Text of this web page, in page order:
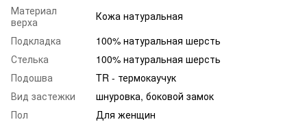
Материал
верха
Кожа натуральная
Подкладка
100% натуральная шерсть
Стелька
100% натуральная шерсть
Подошва
TR - термокаучук
Вид застежки
шнуровка, боковой замок
Пол
Для женщин